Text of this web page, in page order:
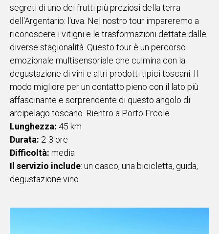
segreti di uno dei frutti più preziosi della terra
dell'Argentario: l'uva. Nel nostro tour impareremo a
riconoscere i vitigni e le trasformazioni dettate dalle
diverse stagionalità. Questo tour è un percorso
emozionale multisensoriale che culmina con la
degustazione di vini e altri prodotti tipici toscani. Il
modo migliore per un contatto pieno con il lato più
affascinante e sorprendente di questo angolo di
arcipelago toscano. Rientro a Porto Ercole.
Lunghezza: 45 km
Durata: 2-3 ore
Difficoltà: media
Il servizio include: un casco, una bicicletta, guida,
degustazione vino